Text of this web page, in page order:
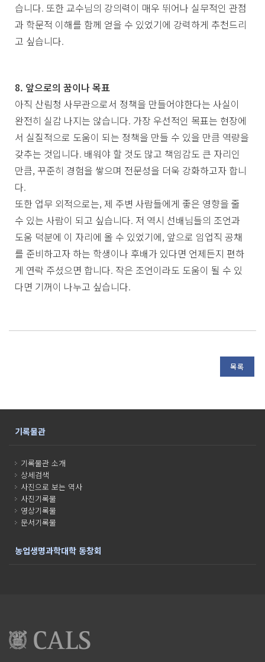
습니다. 또한 교수님의 강의력이 매우 뛰어나 실무적인 관점
과 학문적 이해를 함께 얻을 수 있었기에 강력하게 추천드리
고 싶습니다.
8. 앞으로의 꿈이나 목표
아직 산림청 사무관으로서 정책을 만들어야한다는 사실이
완전히 실감 나지는 않습니다. 가장 우선적인 목표는 현장에
서 실질적으로 도움이 되는 정책을 만들 수 있을 만큼 역량을
갖추는 것입니다. 배워야 할 것도 많고 책임감도 큰 자리인
만큼, 꾸준히 경험을 쌓으며 전문성을 더욱 강화하고자 합니
다.
또한 업무 외적으로는, 제 주변 사람들에게 좋은 영향을 줄
수 있는 사람이 되고 싶습니다. 저 역시 선배님들의 조언과
도움 덕분에 이 자리에 올 수 있었기에, 앞으로 임업직 공채
를 준비하고자 하는 학생이나 후배가 있다면 언제든지 편하
게 연락 주셨으면 합니다. 작은 조언이라도 도움이 될 수 있
다면 기꺼이 나누고 싶습니다.
목록
기록물관
기록물관 소개
상세검색
사진으로 보는 역사
사진기록물
영상기록물
문서기록물
농업생명과학대학 동창회